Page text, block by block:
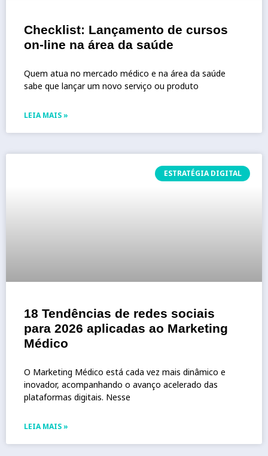
Checklist: Lançamento de cursos
on-line na área da saúde
Quem atua no mercado médico e na área da saúde
sabe que lançar um novo serviço ou produto
LEIA MAIS »
ESTRATÉGIA DIGITAL
18 Tendências de redes sociais
para 2026 aplicadas ao Marketing
Médico
O Marketing Médico está cada vez mais dinâmico e
inovador, acompanhando o avanço acelerado das
plataformas digitais. Nesse
LEIA MAIS »